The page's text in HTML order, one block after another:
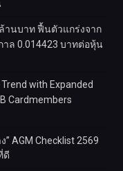
านบาท ฟื้นตัวแกร่งจาก
ล 0.014423 บาทต่อหุ้น
with Expanded
Cardmembers
AGM Checklist 2569
ดี